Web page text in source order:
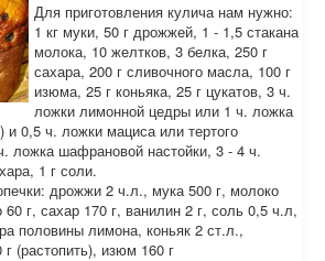
Для приготовления кулича нам нужно:
1 кг муки, 50 г дрожжей, 1 - 1,5 стакана
молока, 10 желтков, 3 белка, 250 г
сахара, 200 г сливочного масла, 100 г
изюма, 25 г коньяка, 25 г цукатов, 3 ч.
ложки лимонной цедры или 1 ч. ложка
и 0,5 ч. ложки мациса или тертого
ложка шафрановой настойки, 3 - 4 ч.
1 г соли.
дрожжи 2 ч.л., мука 500 г, молоко
г, сахар 170 г, ванилин 2 г, соль 0,5 ч.л,
половины лимона, коньяк 2 ст.л.,
(растопить), изюм 160 г